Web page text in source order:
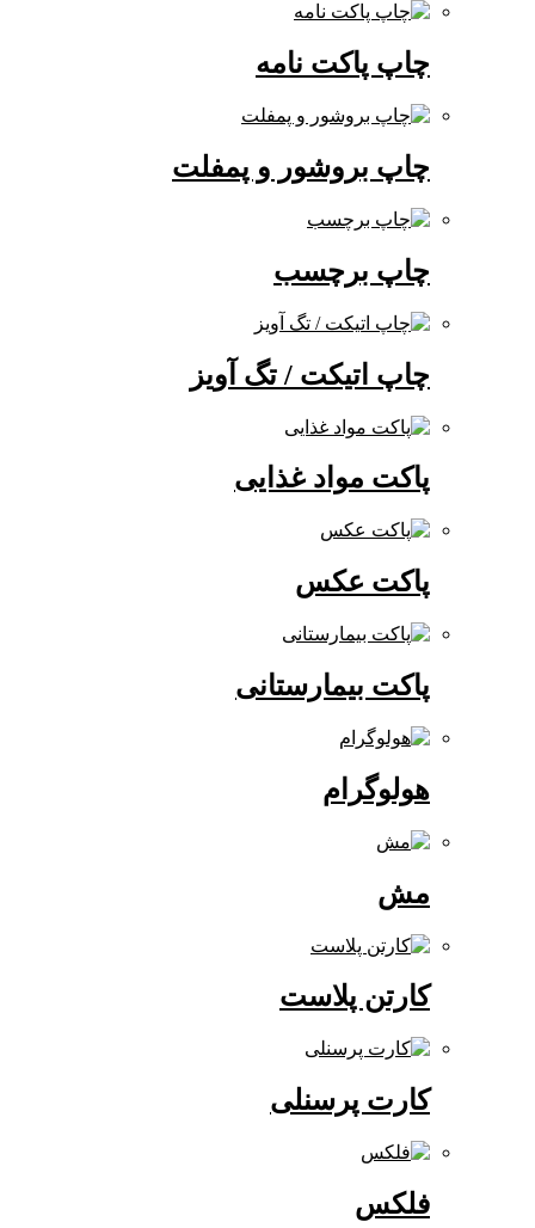
چاپ پاکت نامه
چاپ بروشور و پمفلت
چاپ برچسب
چاپ اتیکت / تگ آویز
پاکت مواد غذایی
پاکت عکس
پاکت بیمارستانی
هولوگرام
کارتن پلاست
کارت پرسنلی